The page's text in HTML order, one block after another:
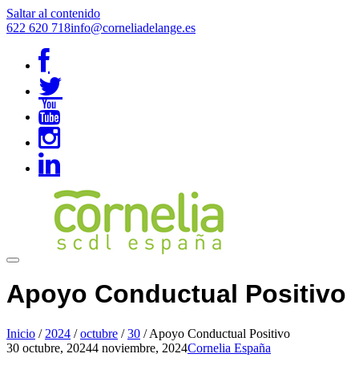
Saltar al contenido
622 620 718info@corneliadelange.es
Apoyo Conductual Positivo
Inicio / 2024 / octubre / 30 / Apoyo Conductual Positivo
30 octubre, 20244 noviembre, 2024Cornelia España